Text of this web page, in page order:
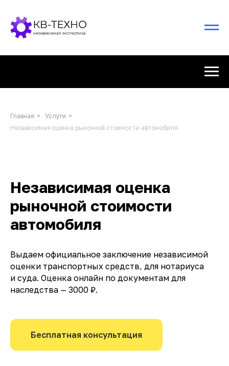
Главная » Услуги »
Независимая оценка рыночной стоимости автомобиля
Независимая оценка
рыночной стоимости
автомобиля
Выдаем официальное заключение независимой
оценки транспортных средств, для нотариуса
и суда. Оценка онлайн по документам для
наследства — 3000 ₽.
Бесплатная консультация